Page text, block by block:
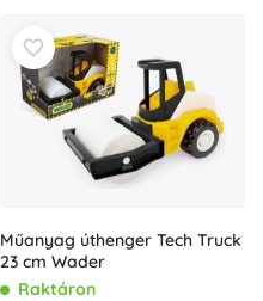
Műanyag úthenger Tech Truck
23 cm Wader
Raktáron